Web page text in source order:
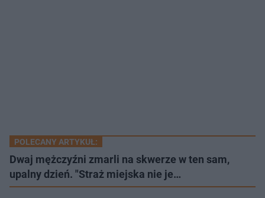
POLECANY ARTYKUŁ:
Dwaj mężczyźni zmarli na skwerze w ten sam,
upalny dzień. "Straż miejska nie je…